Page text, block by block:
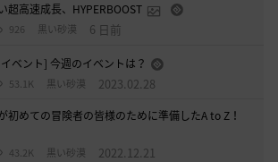
超高速成長、HYPERBOOST
926 黒い砂漠 6 日前
ベント] 今週のイベントは？
53.1K 黒い砂漠 2023.02.28
初めての冒険者の皆様のために準備したA to Z！
43.2K 黒い砂漠 2022.12.21